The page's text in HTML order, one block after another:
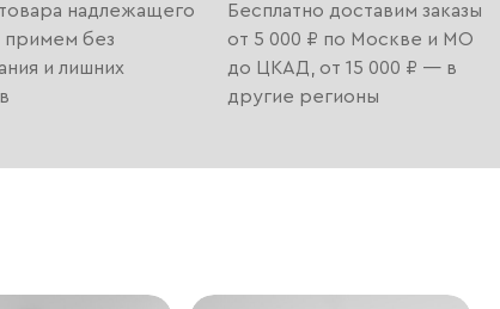
надлежащего
примем без
и лишних
Бесплатно доставим заказы
от 5 000 ₽ по Москве и МО
до ЦКАД, от 15 000 ₽ — в
другие регионы